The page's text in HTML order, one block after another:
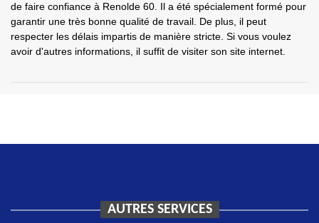
de faire confiance à Renolde 60. Il a été spécialement formé pour
garantir une très bonne qualité de travail. De plus, il peut
respecter les délais impartis de manière stricte. Si vous voulez
avoir d'autres informations, il suffit de visiter son site internet.
AUTRES SERVICES